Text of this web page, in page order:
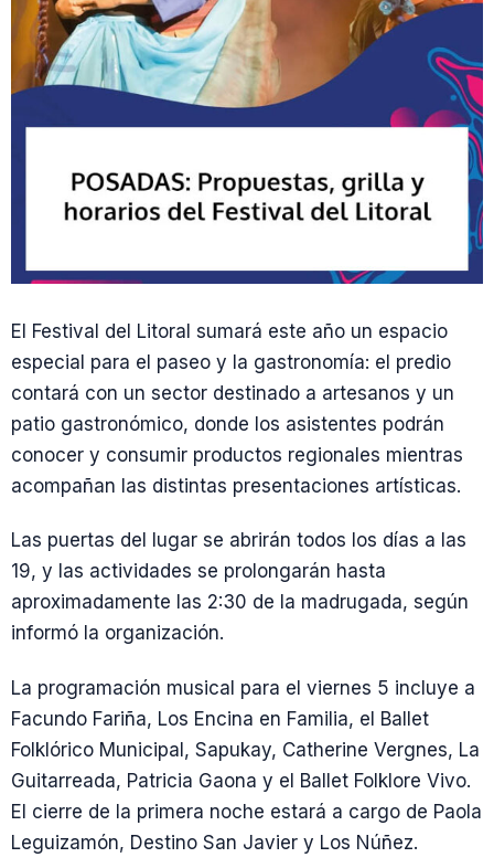
El Festival del Litoral sumará este año un espacio
especial para el paseo y la gastronomía: el predio
contará con un sector destinado a artesanos y un
patio gastronómico, donde los asistentes podrán
conocer y consumir productos regionales mientras
acompañan las distintas presentaciones artísticas.
Las puertas del lugar se abrirán todos los días a las
19, y las actividades se prolongarán hasta
aproximadamente las 2:30 de la madrugada, según
informó la organización.
La programación musical para el viernes 5 incluye a
Facundo Fariña, Los Encina en Familia, el Ballet
Folklórico Municipal, Sapukay, Catherine Vergnes, La
Guitarreada, Patricia Gaona y el Ballet Folklore Vivo.
El cierre de la primera noche estará a cargo de Paola
Leguizamón, Destino San Javier y Los Núñez.